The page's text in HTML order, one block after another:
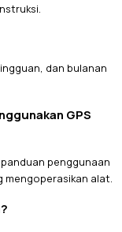
dan bulanan
GPS
penggunaan
mengoperasikan alat.